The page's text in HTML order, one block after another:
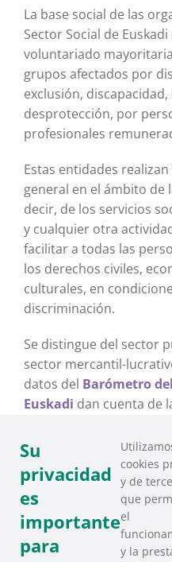
La base social de las
Sector Social de
voluntariado
grupos afectados por
exclusión,
desprotección, por
profesionales
Estas entidades
general en el ámbito de
decir, de los servicios
y cualquier otra
facilitar a todas las
los derechos civiles,
culturales, en
discriminación.
Se distingue del sector
sector mercantil-
datos del Barómetro
Euskadi dan cuenta de
sede y actividad en la
País Vasco, que
personas voluntarias y
remuneradas.
CAPV.
Su
privacidad
es
importante
para
cookies
y de
que
el
y la